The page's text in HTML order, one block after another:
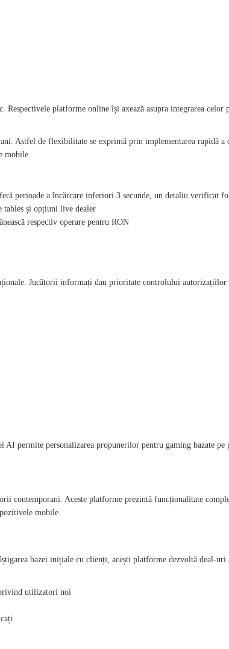
platforme online își axează asupra integrarea
Astfel de flexibilitate se exprimă prin implementarea rapidă
mobile.
perioade a încărcare inferiori 3 secunde, un detaliu verificat
tables și opțiuni live dealer
respectiv operare pentru RON
Jucătorii informați dau prioritate controlului
permite personalizarea propunerilor pentru gaming bazate pe
Aceste platforme prezintă funcționalitate
mobile.
bazei inițiale cu clienți, acești platforme dezvoltă deal-
utilizatori noi